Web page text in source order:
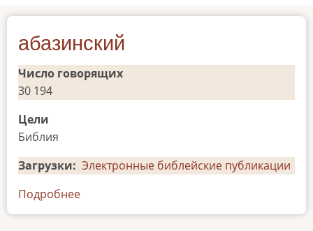
абазинский
Число говорящих
30 194
Цели
Библия
Загрузки
Электронные библейские публикации
Подробнее
абазинский